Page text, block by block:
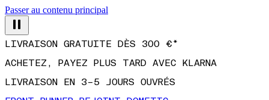
Passer au contenu principal
ACHETEZ, PAYEZ PLUS TARD AVEC KLARNA
LIVRAISON EN 3–5 JOURS OUVRÉS
FRONT RUNNER REJOINT DOMETIC